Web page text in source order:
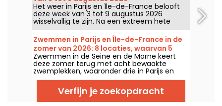
Het weer in Parijs en Île-de-France belooft
deze week van 3 tot 9 augustus 2026
wisselvallig te zijn. Na een extreem hete
maandag met kans op onweer, zullen de
temperaturen geleidelijk dalen voordat het
in het weekend weer warmer en zonniger
wordt.
Zwemmen in Parijs en Île-de-France in de
zomer van 2026: 8 locaties, waarvan 5
gratis langs de Seine en de Marne
Zwemmen in de Seine en de Marne keert
deze zomer terug met acht bewaakte
zwemplekken, waaronder drie in Parijs en
een gloednieuwe plek in Seine-Saint-Denis.
Ze staan vanaf 20 juni klaar voor sommigen
en vanaf 4 juli voor anderen, tot eind
augustus 2026.
Verfijn je zoekopdracht